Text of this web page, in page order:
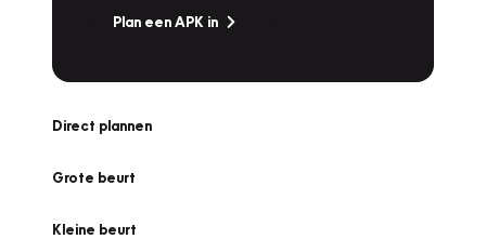
Plan een APK in
Direct plannen
Grote beurt
Kleine beurt